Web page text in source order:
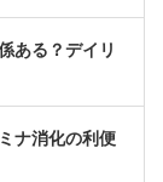
ある？デイリ
ナ消化の利便